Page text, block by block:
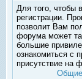
Для того, чтобы
регистрации.
позволит Вам
форума может
большие
ознакомиться с
присутствие на